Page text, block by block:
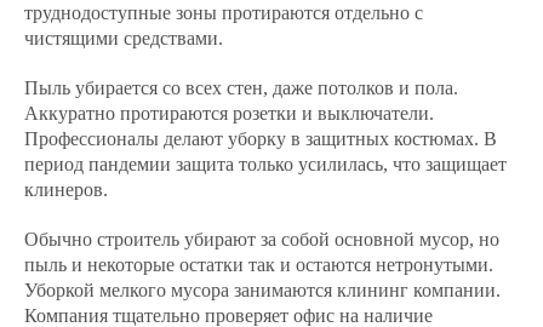
труднодоступные зоны протираются отдельно с
чистящими средствами.
Пыль убирается со всех стен, даже потолков и пола.
Аккуратно протираются розетки и выключатели.
Профессионалы делают уборку в защитных костюмах. В
период пандемии защита только усилилась, что защищает
клинеров.
Обычно строитель убирают за собой основной мусор, но
пыль и некоторые остатки так и остаются нетронутыми.
Уборкой мелкого мусора занимаются клининг компании.
Компания тщательно проверяет офис на наличие